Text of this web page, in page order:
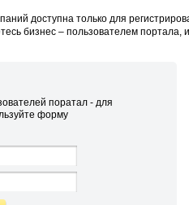
доступна только для
бизнес – пользователем
поратал - для
форму